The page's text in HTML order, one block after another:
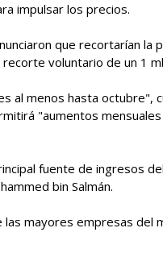
impulsar los precios.
que recortarían la
voluntario de un 1
al menos hasta octubre",
"aumentos
fuente de ingresos
bin Salmán.
las mayores empresas del